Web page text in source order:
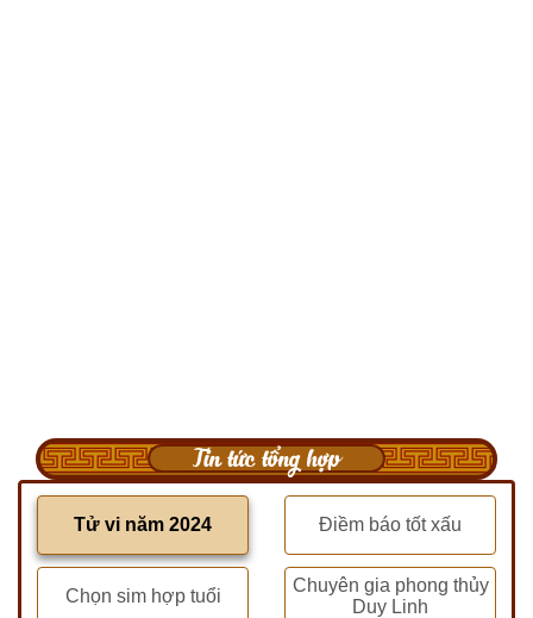
Tin tức tổng hợp
Tử vi năm 2024 Điềm báo tốt xấu
Chọn sim hợp tuổi
Chuyên gia phong thủy
Duy Linh